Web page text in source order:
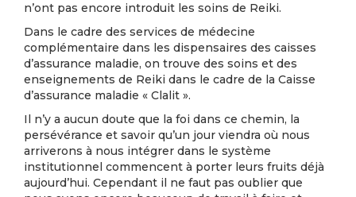
n’ont pas encore introduit les soins de Reiki.
Dans le cadre des services de médecine
complémentaire dans les dispensaires des caisses
d’assurance maladie, on trouve des soins et des
enseignements de Reiki dans le cadre de la Caisse
d’assurance maladie « Clalit ».
Il n’y a aucun doute que la foi dans ce chemin, la
persévérance et savoir qu’un jour viendra où nous
arriverons à nous intégrer dans le système
institutionnel commencent à porter leurs fruits déjà
aujourd’hui. Cependant il ne faut pas oublier que